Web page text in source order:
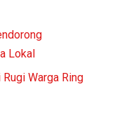
Lokal
Warga Ring